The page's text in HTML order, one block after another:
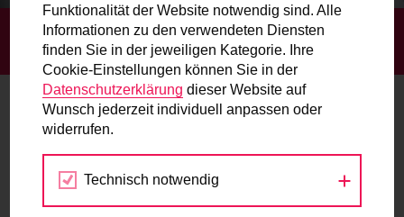
Routenplaner
Mit dem Fahrrad in Wien unterwegs? Hier finden Sie die
beste Route.
Wunschbox
Sie haben ein Anliegen zum Radverkehr? Schreiben Sie
STARTSEITE RADFAHREN IN ZAHLEN
RADVERKEHR:
2021 NEUES REKORDJAHR.
Radverkehr: 2021 neues Rekordjahr.
2020 aufs Rad umgestiegen sind, blieben der
klimafreundlichen Mobilität treu. Die Zahl der 2021
Funktionalität der Website notwendig sind. Alle
Informationen zu den verwendeten Diensten
finden Sie in der jeweiligen Kategorie. Ihre
Cookie-Einstellungen können Sie in der
Datenschutzerklärung dieser Website auf
Wunsch jederzeit individuell anpassen oder
widerrufen.
Technisch notwendig